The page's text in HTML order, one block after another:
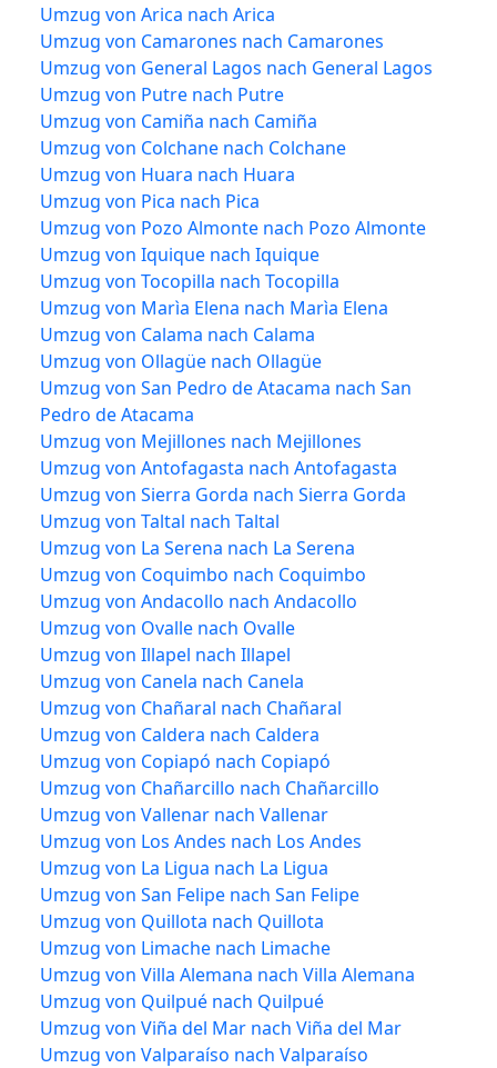
Umzug von Arica nach Arica
Umzug von Camarones nach Camarones
Umzug von General Lagos nach General Lagos
Umzug von Putre nach Putre
Umzug von Camiña nach Camiña
Umzug von Colchane nach Colchane
Umzug von Huara nach Huara
Umzug von Pica nach Pica
Umzug von Pozo Almonte nach Pozo Almonte
Umzug von Iquique nach Iquique
Umzug von Tocopilla nach Tocopilla
Umzug von Marìa Elena nach Marìa Elena
Umzug von Calama nach Calama
Umzug von Ollagüe nach Ollagüe
Umzug von San Pedro de Atacama nach San
Pedro de Atacama
Umzug von Mejillones nach Mejillones
Umzug von Antofagasta nach Antofagasta
Umzug von Sierra Gorda nach Sierra Gorda
Umzug von Taltal nach Taltal
Umzug von La Serena nach La Serena
Umzug von Coquimbo nach Coquimbo
Umzug von Andacollo nach Andacollo
Umzug von Ovalle nach Ovalle
Umzug von Illapel nach Illapel
Umzug von Canela nach Canela
Umzug von Chañaral nach Chañaral
Umzug von Caldera nach Caldera
Umzug von Copiapó nach Copiapó
Umzug von Chañarcillo nach Chañarcillo
Umzug von Vallenar nach Vallenar
Umzug von Los Andes nach Los Andes
Umzug von La Ligua nach La Ligua
Umzug von San Felipe nach San Felipe
Umzug von Quillota nach Quillota
Umzug von Limache nach Limache
Umzug von Villa Alemana nach Villa Alemana
Umzug von Quilpué nach Quilpué
Umzug von Viña del Mar nach Viña del Mar
Umzug von Valparaíso nach Valparaíso